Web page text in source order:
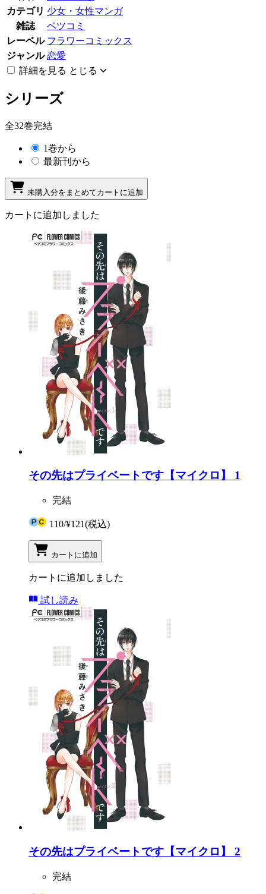
カテゴリ 少女・女性マンガ
雑誌
ベツコミ
レーベル フラワーコミックス
ジャンル 恋愛
詳細を見る とじる
シリーズ
全32巻完結
1巻から
最新刊から
未購入分をまとめてカートに追加
カートに追加しました
その先はプライベートです【マイクロ】 1
完結
110/¥121(税込)
カートに追加
カートに追加しました
試し読み
その先はプライベートです【マイクロ】 2
完結